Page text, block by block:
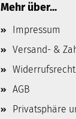
Mehr über...
Impressum
Versand- &
AGB
Privatsphäre